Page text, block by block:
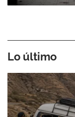
Lo último